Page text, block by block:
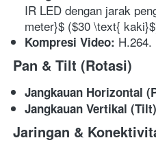
IR LED dengan jarak
meter}$ ($30 \text{
Kompresi Video: H.264.
Pan & Tilt (Rotasi)
Jangkauan Horizontal
Jangkauan Vertikal
Jaringan &